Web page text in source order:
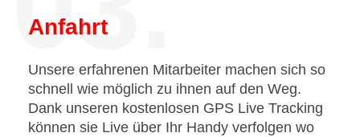
Anfahrt
Unsere erfahrenen Mitarbeiter machen sich so
schnell wie möglich zu ihnen auf den Weg.
Dank unseren kostenlosen GPS Live Tracking
können sie Live über Ihr Handy verfolgen wo